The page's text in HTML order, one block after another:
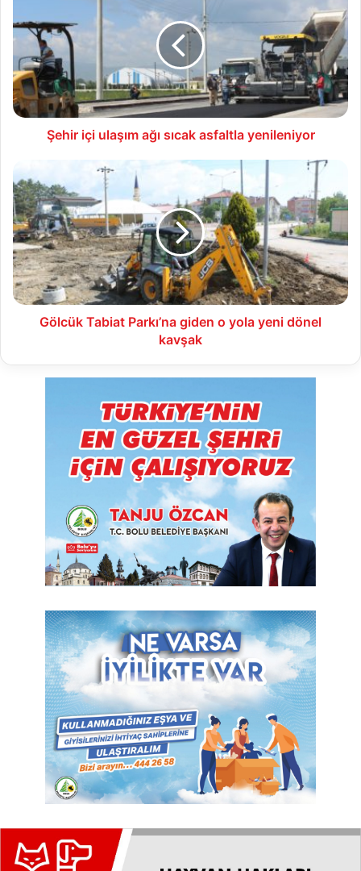
ağı
asfaltla
yenileniyor
Şehir içi ulaşım ağı sıcak asfaltla yenileniyor
Tabiat
Parkı’na
giden
o
yola
yeni
dönel
kavşak
Gölcük Tabiat Parkı’na giden o yola yeni dönel
kavşak